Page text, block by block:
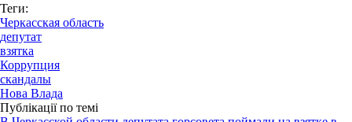
Теги:
Черкасская область
депутат
взятка
Коррупция
скандалы
Нова Влада
Публікації по темі